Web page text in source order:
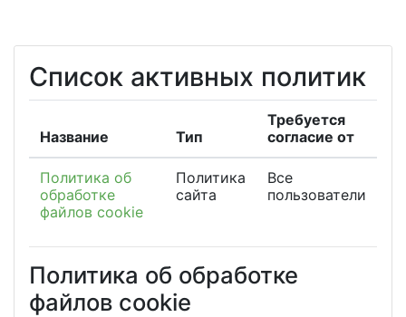
Список активных политик
Название Тип
Требуется
согласие от
Политика об
обработке
файлов cookie
Политика
сайта
Все
пользователи
Политика об обработке
файлов cookie